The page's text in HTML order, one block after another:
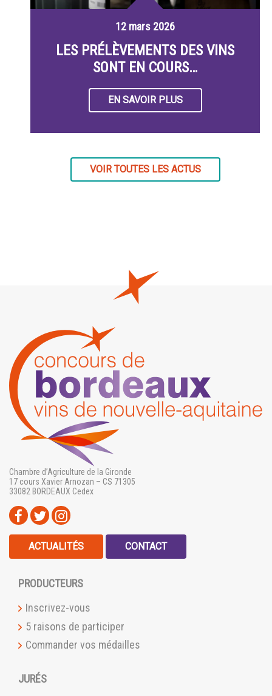
12 mars 2026
LES PRÉLÈVEMENTS DES VINS
SONT EN COURS…
EN SAVOIR PLUS
VOIR TOUTES LES ACTUS
Chambre d’Agriculture de la Gironde
17 cours Xavier Arnozan – CS 71305
33082 BORDEAUX Cedex
ACTUALITÉS CONTACT
PRODUCTEURS
Inscrivez-vous
5 raisons de participer
Commander vos médailles
JURÉS